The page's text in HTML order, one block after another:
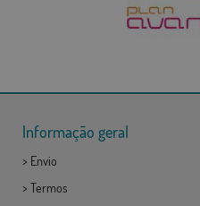
Informação geral
> Envio
> Termos